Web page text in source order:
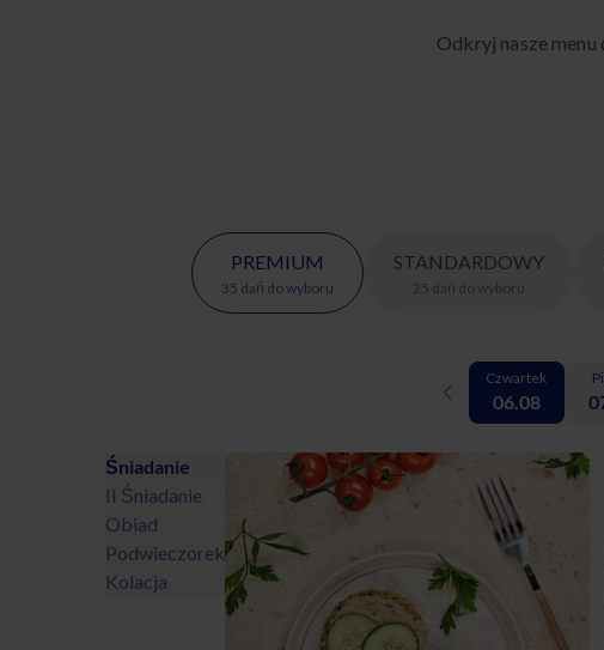
Odkryj nasze
PREMIUM
35 dań do wyboru
STANDARDOWY
25 dań do wyboru
Czwartek
06.08
Śniadanie
II Śniadanie
Obiad
Podwieczorek
Kolacja